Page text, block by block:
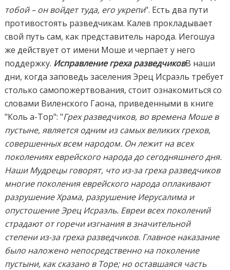
тобой – он войдет туда, его укрепи". Есть два пути
противостоять разведчикам. Калев прокладывает
свой путь сам, как представитель народа. Иегошуа
же действует от имени Моше и черпает у него
поддержку. Исправление греха разведчиковВ наши
дни, когда заповедь заселения Эрец Исраэль требует
столько самопожертвования, стоит ознакомиться со
словами Виленского Гаона, приведенными в книге
"Коль а-Тор": "Грех разведчиков, во времена Моше в
пустыне, является одним из самых великих грехов,
совершенных всем народом. Он лежит на всех
поколениях еврейского народа до сегодняшнего дня.
Наши Мудрецы говорят, что из-за греха разведчиков
многие поколения еврейского народа оплакивают
разрушение Храма, разрушение Иерусалима и
опустошение Эрец Исраэль. Евреи всех поколений
страдают от горечи изгнания в значительной
степени из-за греха разведчиков. Главное наказание
было наложено непосредственно на поколение
пустыни, как сказано в Торе; но оставшаяся часть